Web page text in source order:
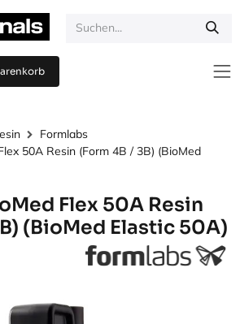
Formlabs
50A Resin (Form 4B / 3B) (BioMed
Flex 50A Resin
(BioMed Elastic 50A)